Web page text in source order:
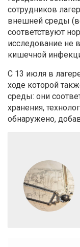
сотрудников
внешней среды
соответствуют
исследование не
кишечной
С 13 июля в
ходе которой
среды: они
хранения,
обнаружено,